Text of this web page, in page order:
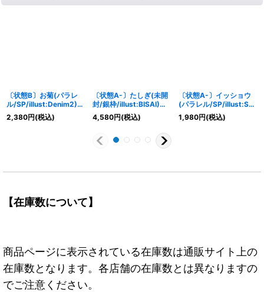
〔状態B〕お菊(パラレ
ル/SP/illust:Denim2)
【SP】{OP01-
035[OP07]}
2,380円(税込)
〔状態A-〕たしぎ(未開
封/銀枠/illust:BISAI)
【R】{OP12-031}
4,580円(税込)
〔状態A-〕イッショウ
(パラレル/SP/illust:S-
KINOKO)【SP】
{OP03-078[OP07]}
1,980円(税込)
【在庫数について】
商品ページに表示されている在庫数は通販サイト上の
在庫数となります。各店舗の在庫数とは異なりますの
でご注意ください。